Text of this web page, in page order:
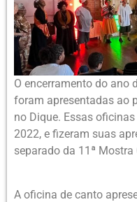
O encerramento do ano
foram apresentadas ao
no Dique. Essas
2022, e fizeram suas
separado da 11ª Mostra
A oficina de canto